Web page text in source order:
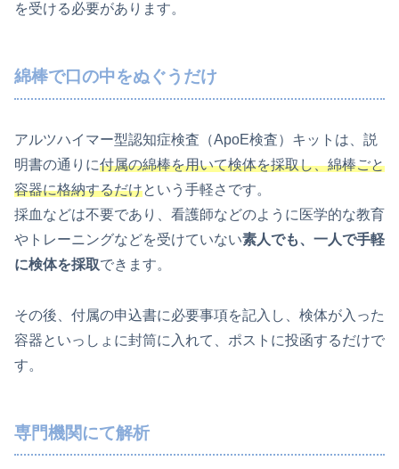
を受ける必要があります。
綿棒で口の中をぬぐうだけ
アルツハイマー型認知症検査（ApoE検査）キットは、説
明書の通りに付属の綿棒を用いて検体を採取し、綿棒ごと
容器に格納するだけという手軽さです。
採血などは不要であり、看護師などのように医学的な教育
やトレーニングなどを受けていない素人でも、一人で手軽
に検体を採取できます。
その後、付属の申込書に必要事項を記入し、検体が入った
容器といっしょに封筒に入れて、ポストに投函するだけで
す。
専門機関にて解析